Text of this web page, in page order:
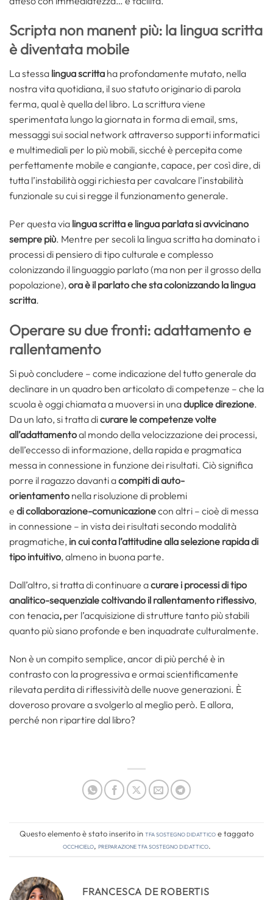
Scripta non manent più: la lingua scritta
è diventata mobile
La stessa lingua scritta ha profondamente mutato, nella
nostra vita quotidiana, il suo statuto originario di parola
ferma, qual è quella del libro. La scrittura viene
sperimentata lungo la giornata in forma di email, sms,
messaggi sui social network attraverso supporti informatici
e multimediali per lo più mobili, sicché è percepita come
perfettamente mobile e cangiante, capace, per così dire, di
tutta l’instabilità oggi richiesta per cavalcare l’instabilità
funzionale su cui si regge il funzionamento generale.
Per questa via lingua scritta e lingua parlata si avvicinano
sempre più. Mentre per secoli la lingua scritta ha dominato i
processi di pensiero di tipo culturale e complesso
colonizzando il linguaggio parlato (ma non per il grosso della
popolazione),ora è il parlato che sta colonizzando la lingua
scritta.
Operare su due fronti: adattamento e
rallentamento
Si può concludere – come indicazione del tutto generale da
declinare in un quadro ben articolato di competenze – che la
scuola è oggi chiamata a muoversi in unaduplice direzione.
Da un lato, si tratta dicurare le competenze volte
all’adattamentoal mondo della velocizzazione dei processi,
dell’eccesso di informazione, della rapida e pragmatica
messa in connessione in funzione dei risultati. Ciò significa
porre il ragazzo davanti acompiti di auto-
orientamento nella risoluzione di problemi
e dicollaborazione-comunicazionecon altri – cioè di messa
in connessione – in vista dei risultati secondo modalità
pragmatiche, in cui conta l’attitudine alla selezione rapida di
tipo intuitivo, almeno in buona parte.
Dall’altro, si tratta di continuare acurare i processi di tipo
analitico-sequenzialecoltivando il rallentamento riflessivo,
con tenacia, per l’acquisizione di strutture tanto più stabili
quanto più siano profonde e ben inquadrate culturalmente.
Non è un compito semplice, ancor di più perché è in
contrasto con la progressiva e ormai scientificamente
rilevata perdita di riflessività delle nuove generazioni. È
doveroso provare a svolgerlo al meglio però. E allora,
perché non ripartire dal libro?
Questo elemento è stato inserito inTFA Sostegno Didatticoe taggato
occhicielo, preparazione tfa sostegno didattico.
FRANCESCA DE ROBERTIS